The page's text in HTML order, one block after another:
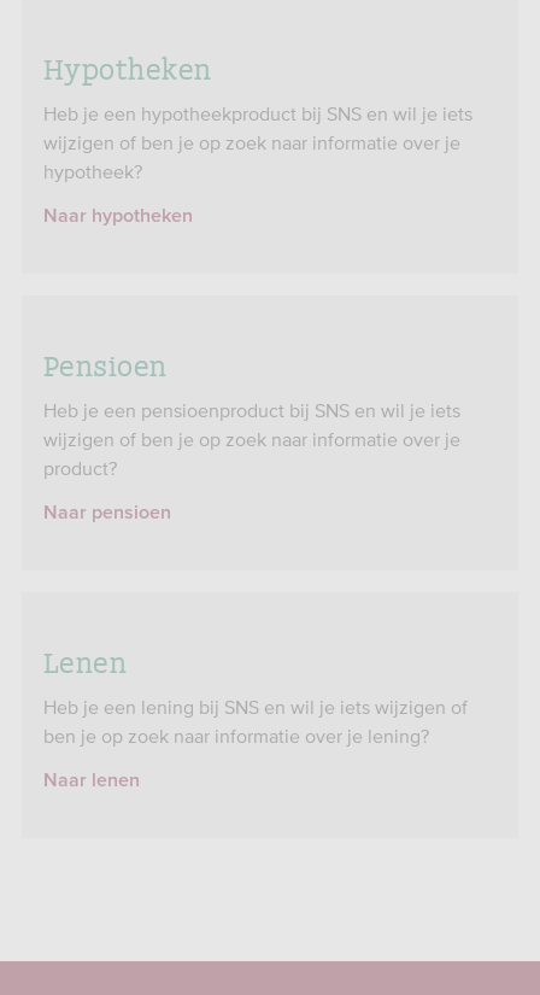
Hypotheken
Heb je een hypotheekproduct bij SNS en wil je iets
wijzigen of ben je op zoek naar informatie over je
hypotheek?
Naar hypotheken
Pensioen
Heb je een pensioenproduct bij SNS en wil je iets
wijzigen of ben je op zoek naar informatie over je
product?
Naar pensioen
Lenen
Heb je een lening bij SNS en wil je iets wijzigen of
ben je op zoek naar informatie over je lening?
Naar lenen